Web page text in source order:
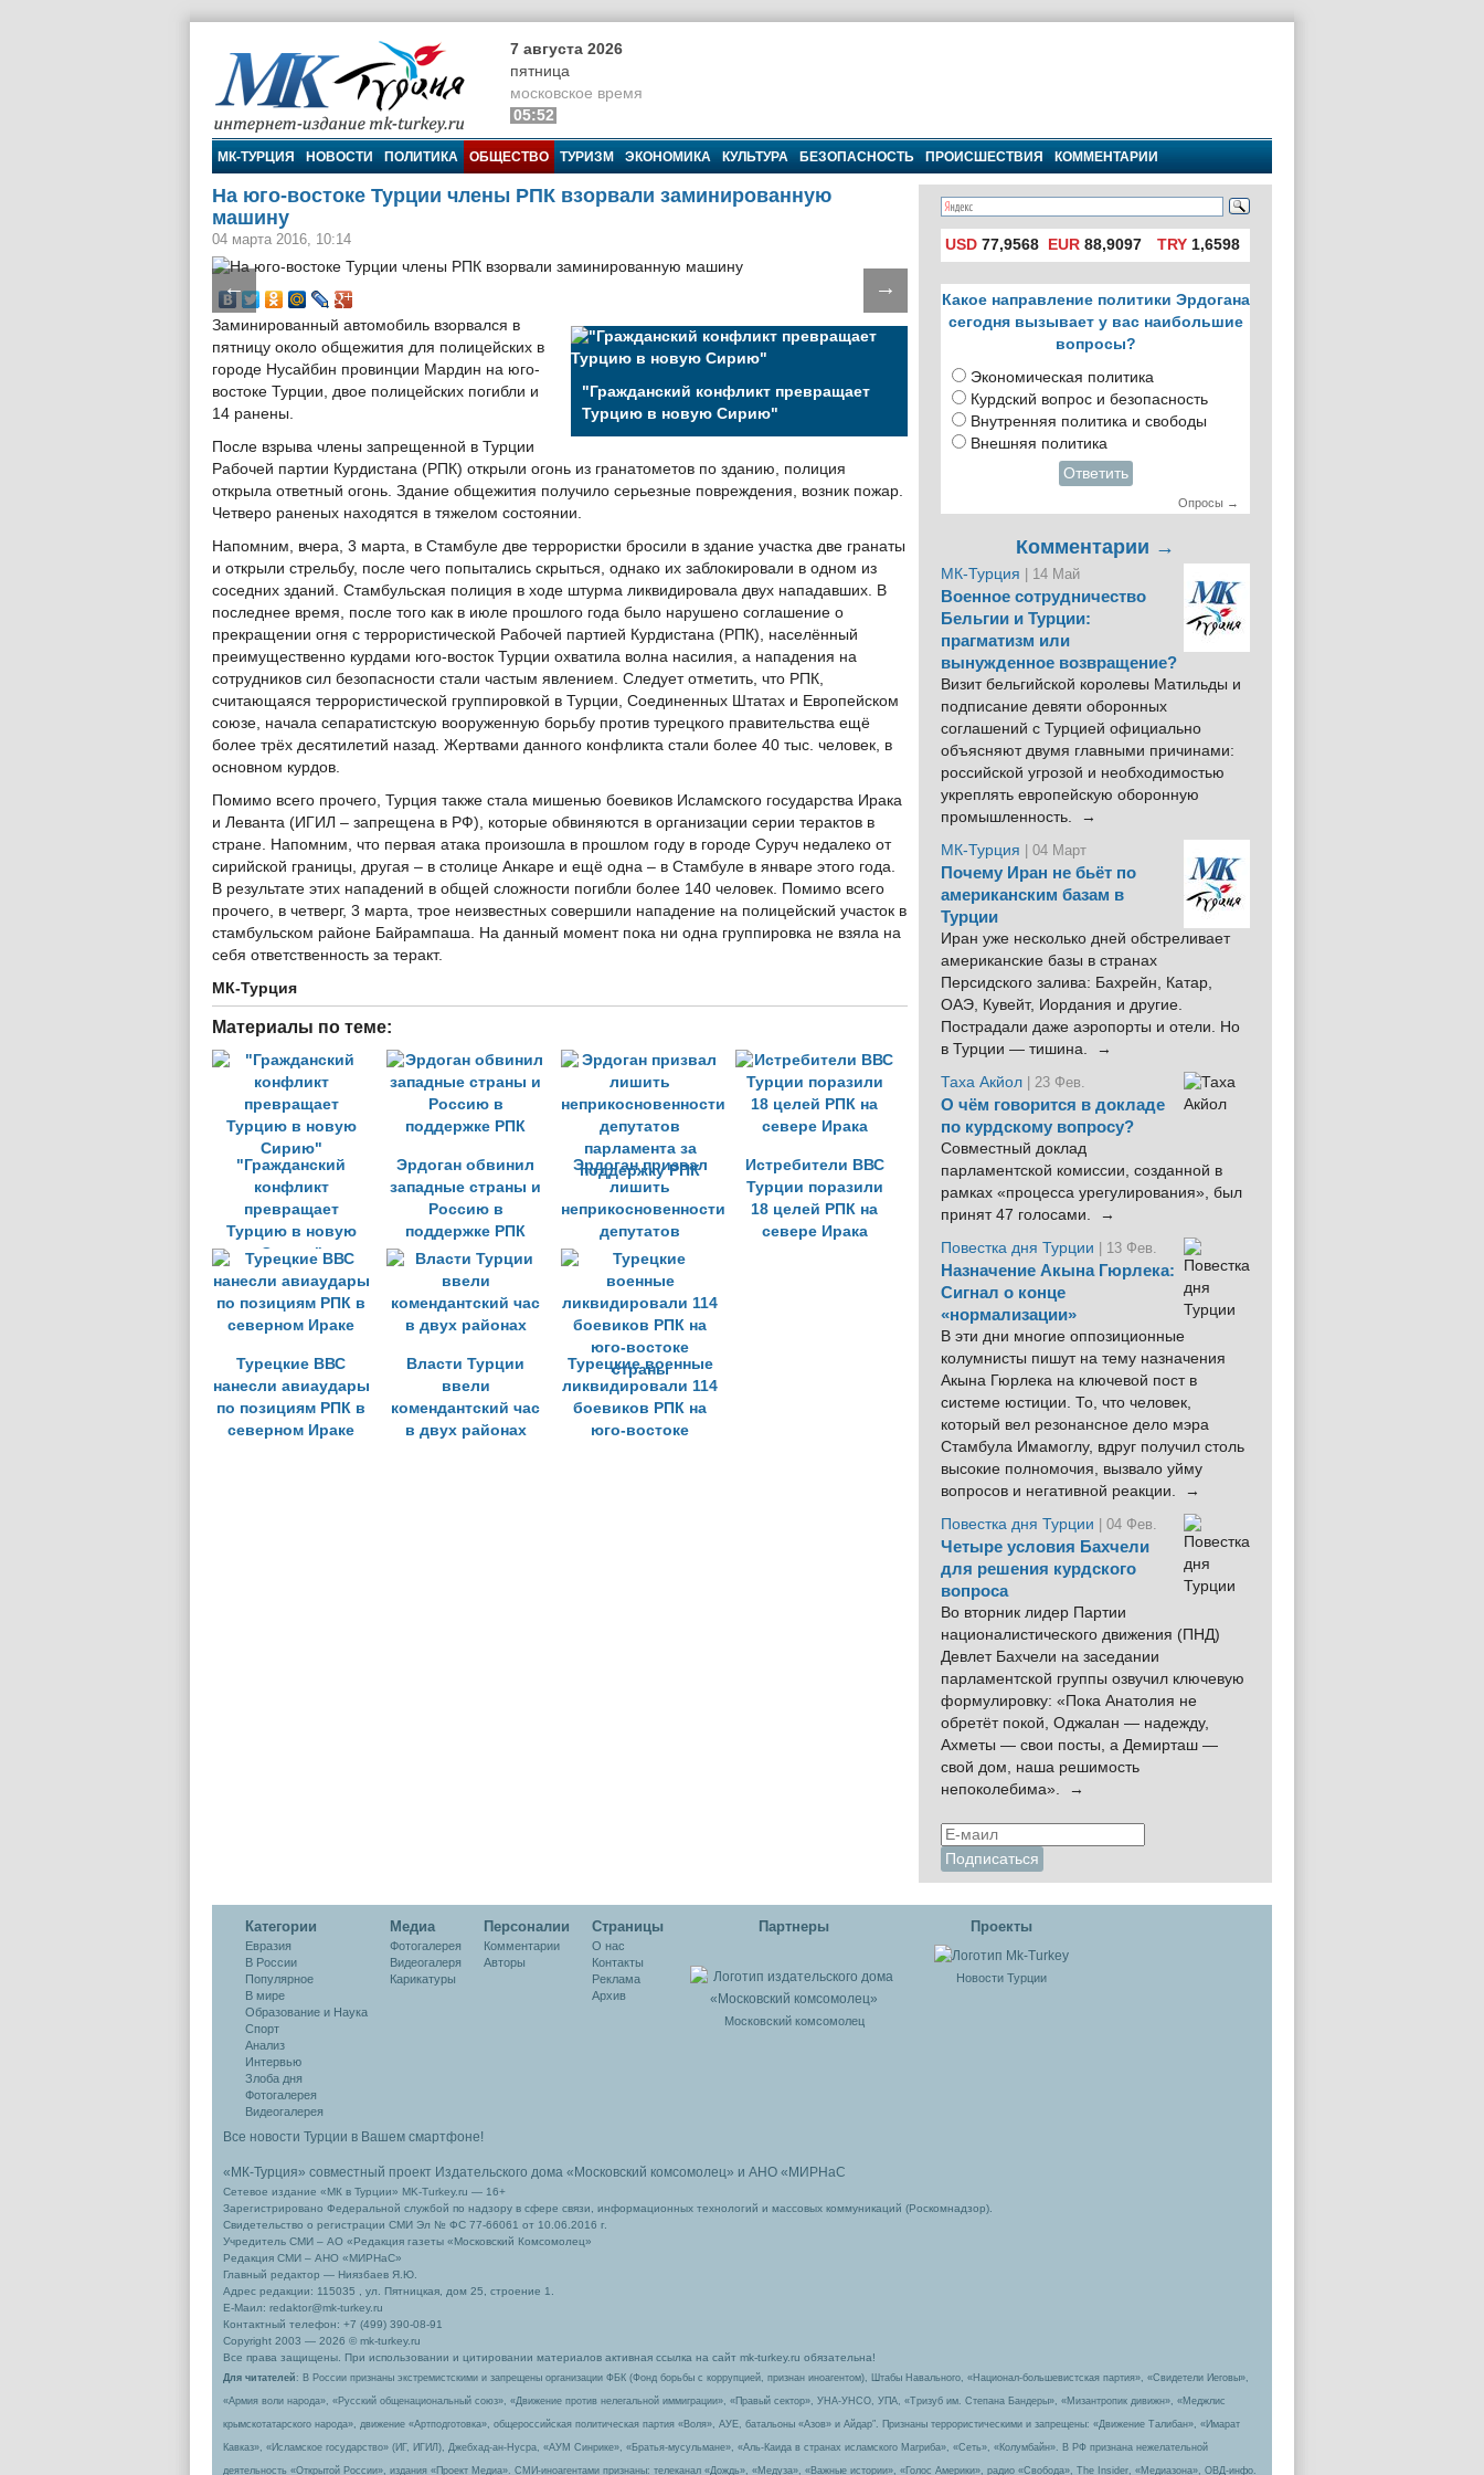
МК-Турция
7 августа 2026
пятница
московское время
05:52
МК-ТУРЦИЯ НОВОСТИ ПОЛИТИКА ОБЩЕСТВО ТУРИЗМ ЭКОНОМИКА КУЛЬТУРА БЕЗОПАСНОСТЬ ПРОИСШЕСТВИЯ КОММЕНТАРИИ
На юго-востоке Турции члены РПК взорвали заминированную
машину
04 марта 2016, 10:14
← →
"Гражданский конфликт превращает
Турцию в новую Сирию"
Заминированный автомобиль взорвался в
пятницу около общежития для полицейских в
городе Нусайбин провинции Мардин на юго-
востоке Турции, двое полицейских погибли и
14 ранены.
После взрыва члены запрещенной в Турции
Рабочей партии Курдистана (РПК) открыли огонь из гранатометов по зданию, полиция
открыла ответный огонь. Здание общежития получило серьезные повреждения, возник пожар.
Четверо раненых находятся в тяжелом состоянии.
Напомним, вчера, 3 марта, в Стамбуле две террористки бросили в здание участка две гранаты
и открыли стрельбу, после чего попытались скрыться, однако их заблокировали в одном из
соседних зданий. Стамбульская полиция в ходе штурма ликвидировала двух нападавших. В
последнее время, после того как в июле прошлого года было нарушено соглашение о
прекращении огня с террористической Рабочей партией Курдистана (РПК), населённый
преимущественно курдами юго-восток Турции охватила волна насилия, а нападения на
сотрудников сил безопасности стали частым явлением. Следует отметить, что РПК,
считающаяся террористической группировкой в Турции, Соединенных Штатах и Европейском
союзе, начала сепаратистскую вооруженную борьбу против турецкого правительства ещё
более трёх десятилетий назад. Жертвами данного конфликта стали более 40 тыс. человек, в
основном курдов.
Помимо всего прочего, Турция также стала мишенью боевиков Исламского государства Ирака
и Леванта (ИГИЛ – запрещена в РФ), которые обвиняются в организации серии терактов в
стране. Напомним, что первая атака произошла в прошлом году в городе Суруч недалеко от
сирийской границы, другая – в столице Анкаре и ещё одна – в Стамбуле в январе этого года.
В результате этих нападений в общей сложности погибли более 140 человек. Помимо всего
прочего, в четверг, 3 марта, трое неизвестных совершили нападение на полицейский участок в
стамбульском районе Байрампаша. На данный момент пока ни одна группировка не взяла на
себя ответственность за теракт.
МК-Турция
Материалы по теме:
"Гражданский
конфликт
превращает
Турцию в новую
Сирию"
Эрдоган обвинил
западные страны и
Россию в
поддержке РПК
Эрдоган призвал
лишить
неприкосновенности
депутатов
парламента за
поддержку РПК
Истребители ВВС
Турции поразили
18 целей РПК на
севере Ирака
Турецкие ВВС
нанесли авиаудары
по позициям РПК в
северном Ираке
Власти Турции
ввели
комендантский час
в двух районах
Турецкие военные
ликвидировали 114
боевиков РПК на
юго-востоке
USD 77,9568 EUR 88,9097 TRY1,6598
Какое направление политики Эрдогана
сегодня вызывает у вас наибольшие
вопросы?
Экономическая политика
Курдский вопрос и безопасность
Внутренняя политика и свободы
Внешняя политика
Ответить
Опросы →
Комментарии →
МК-Турция | 14 Май
Военное сотрудничество
Бельгии и Турции:
прагматизм или
вынужденное возвращение?
Визит бельгийской королевы Матильды и
подписание девяти оборонных
соглашений с Турцией официально
объясняют двумя главными причинами:
российской угрозой и необходимостью
укреплять европейскую оборонную
промышленность. →
МК-Турция
| 04 Март
Почему Иран не бьёт по
американским базам в
Турции
Иран уже несколько дней обстреливает
американские базы в странах
Персидского залива: Бахрейн, Катар,
ОАЭ, Кувейт, Иордания и другие.
Пострадали даже аэропорты и отели. Но
в Турции — тишина. →
Таха Акйол | 23 Фев.
О чём говорится в докладе
по курдскому вопросу?
Совместный доклад
парламентской комиссии, созданной в
рамках «процесса урегулирования», был
принят 47 голосами. →
Повестка дня Турции
| 13 Фев.
Назначение Акына Гюрлека:
Сигнал о конце
«нормализации»
В эти дни многие оппозиционные
колумнисты пишут на тему назначения
Акына Гюрлека на ключевой пост в
системе юстиции. То, что человек,
который вел резонансное дело мэра
Стамбула Имамоглу, вдруг получил столь
высокие полномочия, вызвало уйму
вопросов и негативной реакции. →
Повестка дня Турции
| 04 Фев.
Четыре условия Бахчели
для решения курдского
вопроса
Во вторник лидер Партии
националистического движения (ПНД)
Девлет Бахчели на заседании
парламентской группы озвучил ключевую
формулировку: «Пока Анатолия не
обретёт покой, Оджалан — надежду,
Ахметы — свои посты, а Демирташ —
свой дом, наша решимость
непоколебима». →
Категории
Евразия
В России
Популярное
В мире
Образование и Наука
Спорт
Анализ
Интервью
Злоба дня
Фотогалерея
Видеогалерея
Медиа
Фотогалерея
Видеогалеря
Карикатуры
Персоналии
Комментарии
Авторы
Cтраницы
О нас
Контакты
Реклама
Архив
Партнеры
Московский комсомолец
Проекты
Новости Турции
Все новости Турции в Вашем смартфоне!
«МК-Турция» совместный проект Издательского дома «Московский комсомолец» и АНО «МИРНаС
Сетевое издание «МК в Турции» MK-Turkey.ru — 16+
Зарегистрировано Федеральной службой по надзору в сфере связи, информационных технологий и массовых коммуникаций (Роскомнадзор).
Свидетельство о регистрации СМИ Эл № ФС 77-66061 от 10.06.2016 г.
Учредитель СМИ – АО «Редакция газеты «Московский Комсомолец»
Редакция СМИ – АНО «МИРНаС»
Главный редактор — Ниязбаев Я.Ю.
Адрес редакции: 115035 , ул. Пятницкая, дом 25, строение 1.
Е-Маил: redaktor@mk-turkey.ru
Контактный телефон: +7 (499) 390-08-91
Copyright 2003 — 2026 © mk-turkey.ru
Все права защищены. При использовании и цитировании материалов активная ссылка на сайт mk-turkey.ru обязательна!
Для читателей : В России признаны экстремистскими и запрещены организации ФБК (Фонд борьбы с коррупцией, признан иноагентом), Штабы Навального, «Национал-большевистская партия», «Свидетели Иеговы»,
«Армия воли народа», «Русский общенациональный союз», «Движение против нелегальной иммиграции», «Правый сектор», УНА-УНСО, УПА, «Тризуб им. Степана Бандеры», «Мизантропик дивижн», «Меджлис
крымскотатарского народа», движение «Артподготовка», общероссийская политическая партия «Воля», АУЕ, батальоны «Азов» и Айдар″. Признаны террористическими и запрещены: «Движение Талибан», «Имарат
Кавказ», «Исламское государство» (ИГ, ИГИЛ), Джебхад-ан-Нусра, «АУМ Синрике», «Братья-мусульмане», «Аль-Каида в странах исламского Магриба», «Сеть», «Колумбайн». В РФ признана нежелательной
деятельность «Открытой России», издания «Проект Медиа». СМИ-иноагентами признаны: телеканал «Дождь», «Медуза», «Важные истории», «Голос Америки», радио «Свобода», The Insider, «Медиазона», ОВД-инфо.